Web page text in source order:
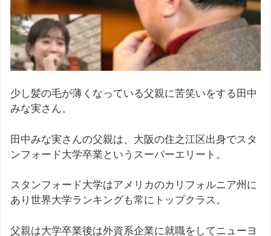
少し髪の毛が薄くなっている父親に苦笑いをする田中
みな実さん。
田中みな実さんの父親は、大阪の住之江区出身でスタ
ンフォード大学卒業というスーパーエリート。
スタンフォード大学はアメリカのカリフォルニア州に
あり世界大学ランキングも常にトップクラス。
父親は大学卒業後は外資系企業に就職をしてニューヨ